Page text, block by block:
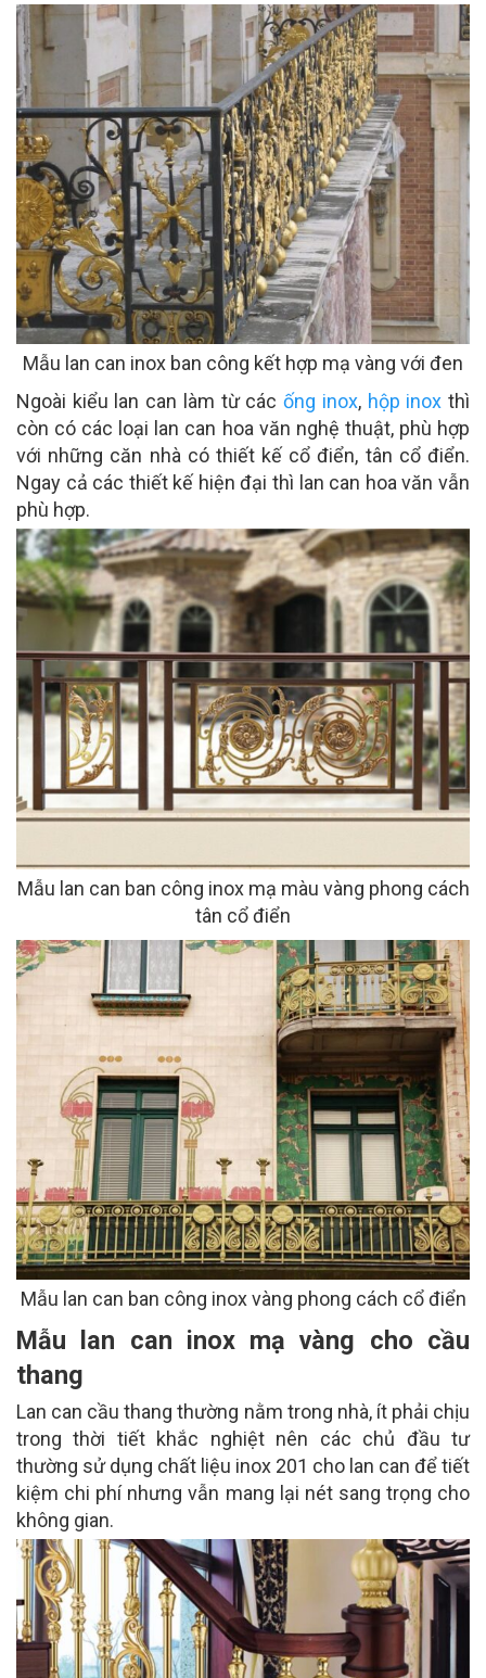
Mẫu lan can inox ban công kết hợp mạ vàng với đen
Ngoài kiểu lan can làm từ cácống inox, hộp inox thì
còn có các loại lan can hoa văn nghệ thuật, phù hợp
với những căn nhà có thiết kế cổ điển, tân cổ điển.
Ngay cả các thiết kế hiện đại thì lan can hoa văn vẫn
phù hợp.
Mẫu lan can ban công inox mạ màu vàng phong cách
tân cổ điển
Mẫu lan can ban công inox vàng phong cách cổ điển
Mẫu lan can inox mạ vàng cho cầu
thang
Lan can cầu thang thường nằm trong nhà, ít phải chịu
trong thời tiết khắc nghiệt nên các chủ đầu tư
thường sử dụng chất liệu inox 201 cho lan can để tiết
kiệm chi phí nhưng vẫn mang lại nét sang trọng cho
không gian.